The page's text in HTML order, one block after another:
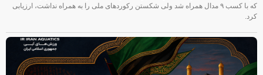
که با کسب ۹ مدال همراه شد ولی شکستن رکوردهای ملی را به همراه نداشت، ارزیابی
کرد.